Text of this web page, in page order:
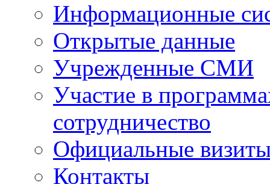
Информационные
Открытые данные
Учрежденные СМИ
Участие в
сотрудничество
Официальные
Контакты